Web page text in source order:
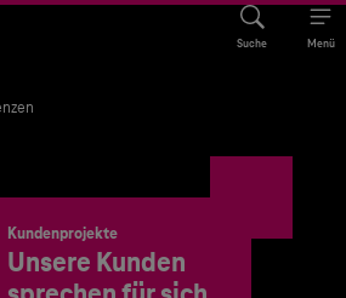
Suche Menü
Kundenprojekte
Unsere Kunden